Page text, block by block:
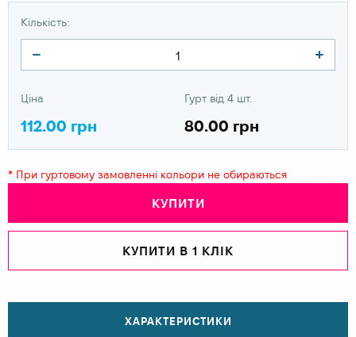
Кількість:
Ціна
112.00 грн
Гурт від 4 шт.
80.00 грн
* При гуртовому замовленні кольори не обираються
КУПИТИ
КУПИТИ В 1 КЛІК
ХАРАКТЕРИСТИКИ